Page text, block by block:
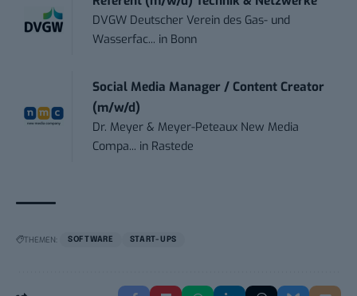
DVGW Deutscher Verein des Gas- und
Wasserfac... in Bonn
Social Media Manager / Content Creator
(m/w/d)
Dr. Meyer & Meyer-Peteaux New Media
Compa... in Rastede
THEMEN: SOFTWARE START-UPS